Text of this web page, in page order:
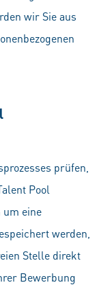
wir Sie aus
prüfen,
Pool
um eine
werden,
Stelle direkt
Bewerbung